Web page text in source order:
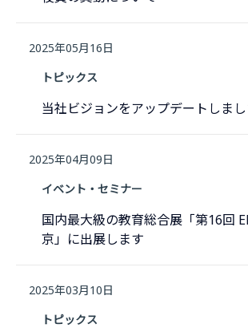
2025年05月16日
トピックス
当社ビジョンをアップデートしま
2025年04月09日
イベント・セミナー
国内最大級の教育総合展「第16回
京」に出展します
2025年03月10日
トピックス